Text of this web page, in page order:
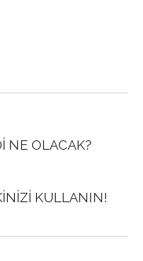
NE OLACAK?
KULLANIN!